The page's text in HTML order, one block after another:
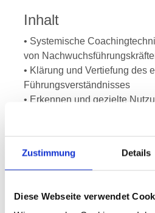
Zustimmung Details
Diese Webseite verwendet
Inhalt
• Systemische
von
• Klärung und Vertiefung des
Führungsverständnisses
• Erkennen und gezielte
• Reflexion von weiblichem
Führungsstil
Zeitmanagement-Fähigkeiten